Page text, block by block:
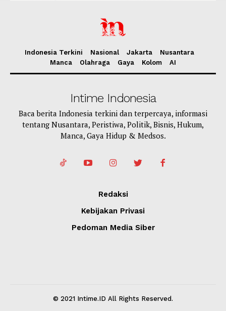
Indonesia Terkini Nasional Jakarta
Nusantara
Manca
Olahraga Gaya Kolom AI
Intime Indonesia
Baca berita Indonesia terkini dan terpercaya, informasi
tentang Nusantara, Peristiwa, Politik, Bisnis, Hukum,
Manca, Gaya Hidup & Medsos.
Redaksi
Kebijakan Privasi
Pedoman Media Siber
© 2021 Intime.ID All Rights Reserved.